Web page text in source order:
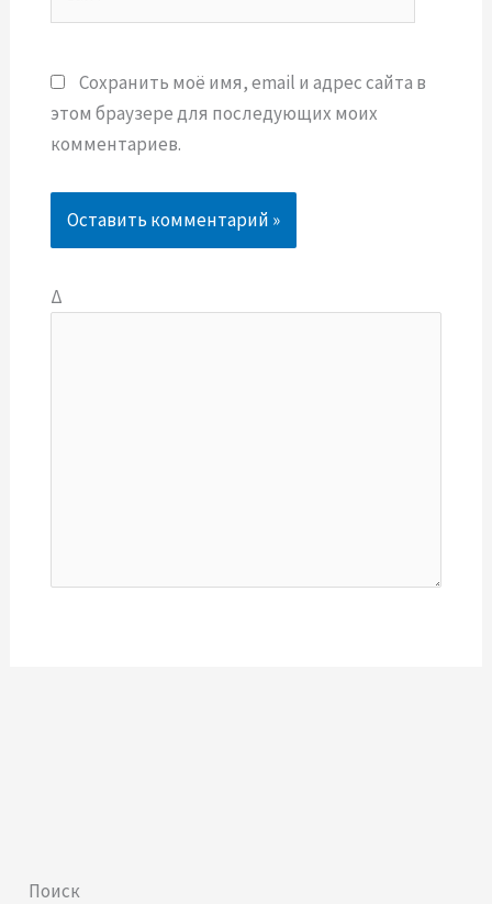
Сохранить моё имя, email и адрес сайта в
этом браузере для последующих моих
комментариев.
Δ
Поиск